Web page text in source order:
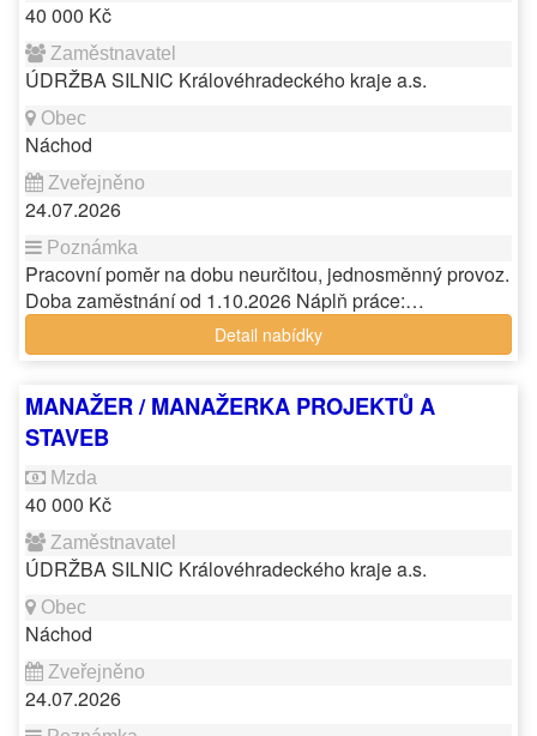
40 000 Kč
ÚDRŽBA SILNIC Královéhradeckého kraje a.s.
Náchod
24.07.2026
Pracovní poměr na dobu neurčitou, jednosměnný provoz.
Doba zaměstnání od 1.10.2026 Náplň práce:…
Detail nabídky
MANAŽER / MANAŽERKA PROJEKTŮ A
STAVEB
40 000 Kč
ÚDRŽBA SILNIC Královéhradeckého kraje a.s.
Náchod
24.07.2026